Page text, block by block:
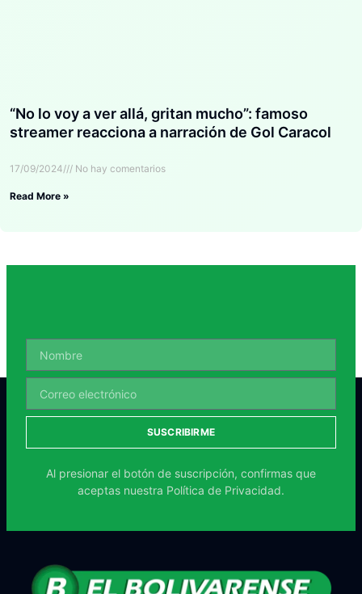
“No lo voy a ver allá, gritan mucho”: famoso
streamer reacciona a narración de Gol Caracol
17/09/2024 No hay comentarios
Read More »
SUSCRIBIRME
Al presionar el botón de suscripción, confirmas que
aceptas nuestra Política de Privacidad.